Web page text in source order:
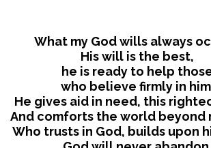
What my God wills always
His will is the best,
he is ready to help
who believe firmly in
He gives aid in need, this
And comforts the world beyond
Who trusts in God, builds upon